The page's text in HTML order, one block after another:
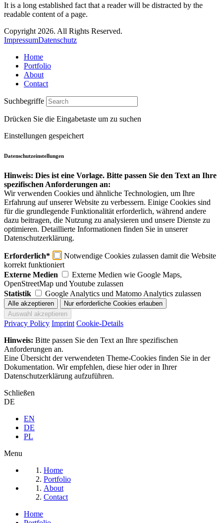
It is a long established fact that a reader will be distracted by the
readable content of a page.
Copyright 2026. All Rights Reserved.
ImpressumDatenschutz
Home
Portfolio
About
Contact
Suchbegriffe
Drücken Sie die Eingabetaste um zu suchen
Einstellungen gespeichert
Datenschutzeinstellungen
Hinweis: Dies ist eine Vorlage. Bitte passen Sie den Text an Ihre
spezifischen Anforderungen an:
Wir verwenden Cookies und ähnliche Technologien, um Ihre
Erfahrung auf unserer Website zu verbessern. Einige Cookies sind
für die grundlegende Funktionalität erforderlich, während andere
dazu beitragen, die Nutzung zu analysieren und unsere Dienste zu
optimieren. Detaillierte Informationen finden Sie in unserer
Datenschutzerklärung.
Erforderlich*
Notwendige Cookies zulassen damit die Website
korrekt funktioniert
Externe Medien
Externe Medien wie Google Maps,
OpenStreetMap und Youtube zulassen
Statistik
Google Analytics und Matomo Analytics zulassen
Privacy Policy Imprint Cookie-Details
Hinweis: Bitte passen Sie den Text an Ihre spezifischen
Anforderungen an.
Eine Übersicht der verwendeten Theme-Cookies finden Sie in der
Dokumentation. Wir empfehlen, diese hier oder in Ihrer
Datenschutzerklärung aufzuführen.
Schließen
DE
EN
DE
PL
Menu
Home
Portfolio
About
Contact
Home